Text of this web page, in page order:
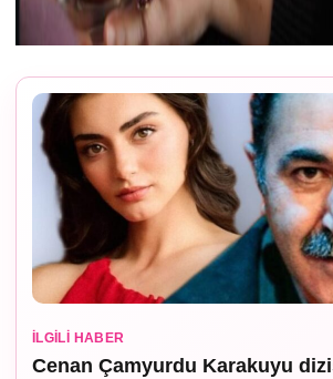
İLGILI HABER
Cenan Çamyurdu Karakuyu